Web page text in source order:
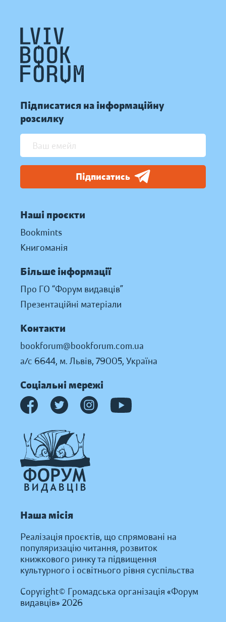
Підписатися на інформаційну
розсилку
Підписатись
Наші проєкти
Bookmints
Книгоманія
Більше інформації
Про ГО “Форум видавців”
Презентаційні матеріали
Контакти
bookforum@bookforum.com.ua
а/с 6644, м. Львів, 79005, Україна
Соціальні мережі
Наша місія
Реалізація проєктів, що спрямовані на
популяризацію читання, розвиток
книжкового ринку та підвищення
культурного і освітнього рівня суспільства
Copyright© Громадська організація «Форум
видавців» 2026